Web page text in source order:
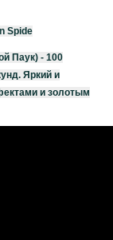
Spide
Паук) - 100
Яркий и
и золотым